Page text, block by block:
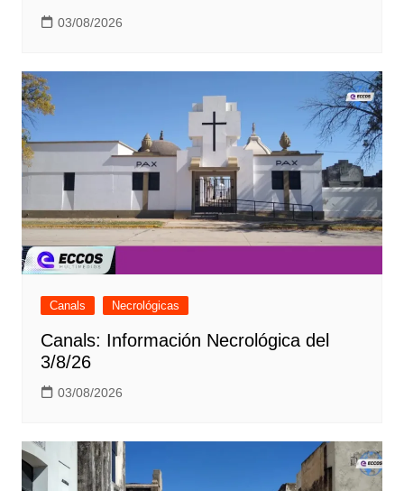
03/08/2026
Canals Necrológicas
Canals: Información Necrológica del
3/8/26
03/08/2026